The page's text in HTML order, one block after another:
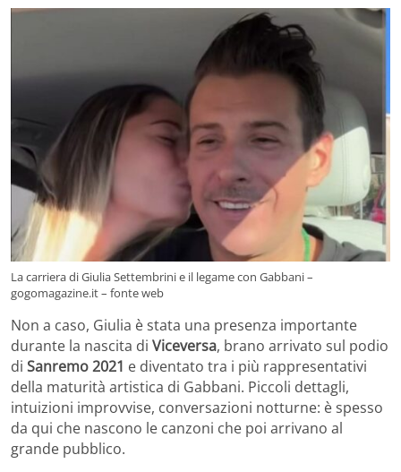
La carriera di Giulia Settembrini e il legame con Gabbani –
gogomagazine.it – fonte web
Non a caso, Giulia è stata una presenza importante
durante la nascita di Viceversa, brano arrivato sul podio
di Sanremo 2021 e diventato tra i più rappresentativi
della maturità artistica di Gabbani. Piccoli dettagli,
intuizioni improvvise, conversazioni notturne: è spesso
da qui che nascono le canzoni che poi arrivano al
grande pubblico.